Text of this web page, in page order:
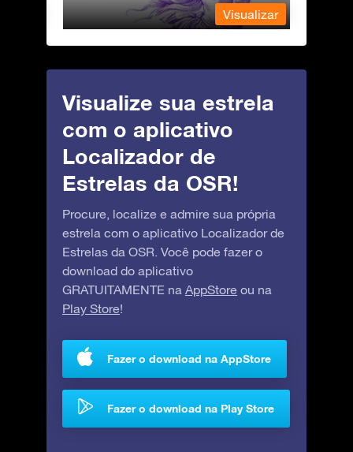
Visualizar
Visualize sua estrela
com o aplicativo
Localizador de
Estrelas da OSR!
Procure, localize e admire sua própria
estrela com o aplicativo Localizador de
Estrelas da OSR. Você pode fazer o
download do aplicativo
GRATUITAMENTE na AppStore ou na
Play Store!
Fazer o download na AppStore
Fazer o download na Play Store